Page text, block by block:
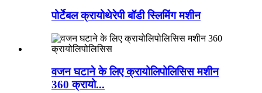
पोर्टेबल क्रायोथेरेपी बॉडी स्लिमिंग मशीन
वजन घटाने के लिए क्रायोलिपोलिसिस मशीन
360 क्रायो...